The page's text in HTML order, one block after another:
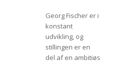
Georg Fischer er i
konstant
udvikling, og
stillingen er en
del af en ambitiøs